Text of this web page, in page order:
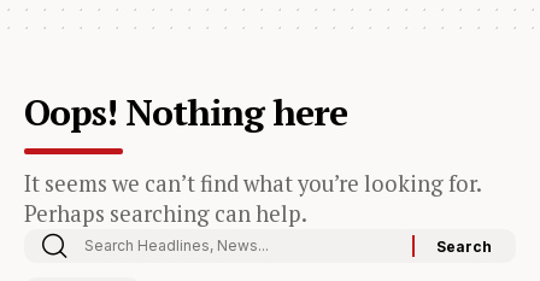
Oops! Nothing here
It seems we can’t find what you’re looking for.
Perhaps searching can help.